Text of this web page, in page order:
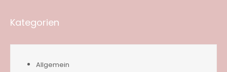
Kategorien
Allgemein